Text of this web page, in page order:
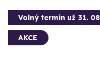
Volný termín už 31.
AKCE